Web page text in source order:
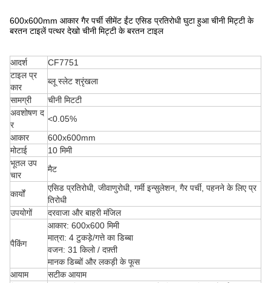
600x600mm आकार गैर पर्ची सीमेंट ईंट एसिड प्रतिरोधी घुटा हुआ चीनी मिट्टी के
बरतन टाइलें पत्थर देखो चीनी मिट्टी के बरतन टाइल
आदर्श
CF7751
टाइल प्र
कार
ब्लू स्लेट श्रृंखला
सामग्री
चीनी मिटटी
अवशोषण द
र
<0.05%
आकार
600x600mm
मोटाई
10 मिमी
भूतल उप
चार
मैट
कार्यों
एसिड प्रतिरोधी, जीवाणुरोधी, गर्मी इन्सुलेशन, गैर पर्ची, पहनने के लिए प्र
तिरोधी
उपयोगों
दरवाजा और बाहरी मंजिल
पैकिंग
आकार: 600x600 मिमी
मात्रा: 4 टुकड़े/गत्ते का डिब्बा
वजन: 31 किलो / दफ़्ती
मानक डिब्बों और लकड़ी के फूस
आयाम
सटीक आयाम